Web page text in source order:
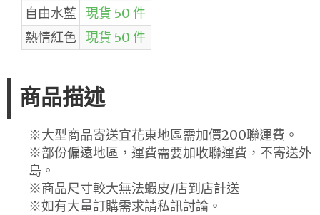
自由水藍
現貨 50 件
熱情紅色 現貨 50 件
商品描述
※大型商品寄送宜花東地區需加價200聯運費。
※部份偏遠地區，運費需要加收聯運費，不寄送外
島。
※商品尺寸較大無法蝦皮/店到店計送
※如有大量訂購需求請私訊討論。